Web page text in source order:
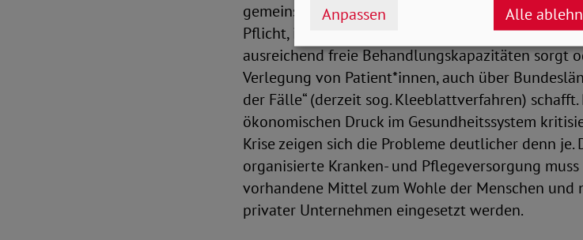
gemeinsam wirksame Vorkehrungen treffen. Der
Pflicht, indem er etwa durch eine veränderte
ausreichend freie Behandlungskapazitäten sorgt
Verlegung von Patient*innen, auch über
der Fälle“ (derzeit sog. Kleeblattverfahren)
ökonomischen Druck im Gesundheitssystem
Krise zeigen sich die Probleme deutlicher denn
organisierte Kranken- und Pflegeversorgung
vorhandene Mittel zum Wohle der Menschen
privater Unternehmen eingesetzt werden.
Anpassen Alle